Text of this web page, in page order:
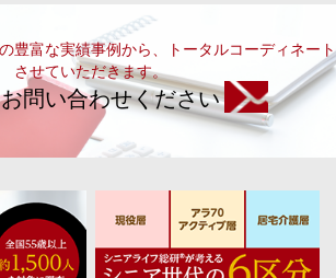
豊富な実績事例から、トータルコーディネート
させていただきます。
問い合わせください